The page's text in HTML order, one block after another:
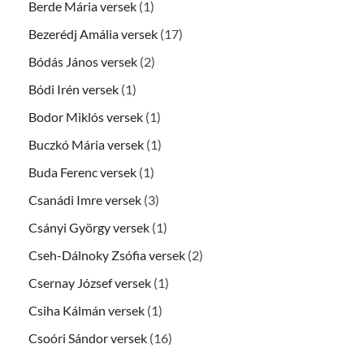
Berde Mária versek (1)
Bezerédj Amália versek (17)
Bódás János versek (2)
Bódi Irén versek (1)
Bodor Miklós versek (1)
Buczkó Mária versek (1)
Buda Ferenc versek (1)
Csanádi Imre versek (3)
Csányi György versek (1)
Cseh-Dálnoky Zsófia versek (2)
Csernay József versek (1)
Csiha Kálmán versek (1)
Csoóri Sándor versek (16)